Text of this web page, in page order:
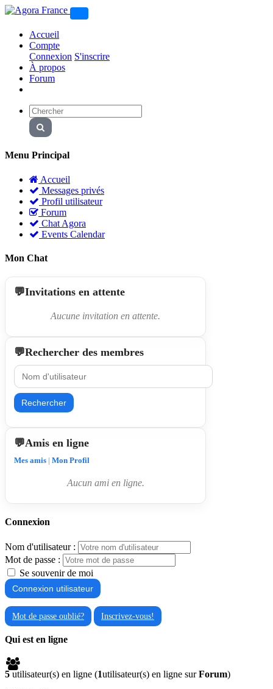
Accueil
Compte
Connexion S'inscrire
À propos
Forum
Menu Principal
Accueil
Messages privés
Profil utilisateur
Forum
Chat Agora
Events Calendar
Mon Chat
Invitations en attente
Aucune invitation en attente.
Rechercher des membres
Rechercher
Amis en ligne
Mes amis | Mon Profil
Aucun ami en ligne.
Connexion
Nom d'utilisateur :
Mot de passe :
Se souvenir de moi
Mot de passe oublié? Inscrivez-vous!
Qui est en ligne
5 utilisateur(s) en ligne (1utilisateur(s) en ligne surForum)